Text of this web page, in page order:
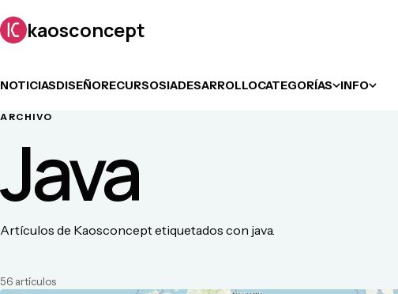
kaosconcept
NOTICIASDISEÑORECURSOSIADESARROLLOCATEGORÍAS INFO
ARCHIVO
Java
Artículos de Kaosconcept etiquetados con java.
56 artículos